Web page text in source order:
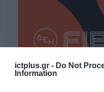
ictplus.gr - Do Not
Information